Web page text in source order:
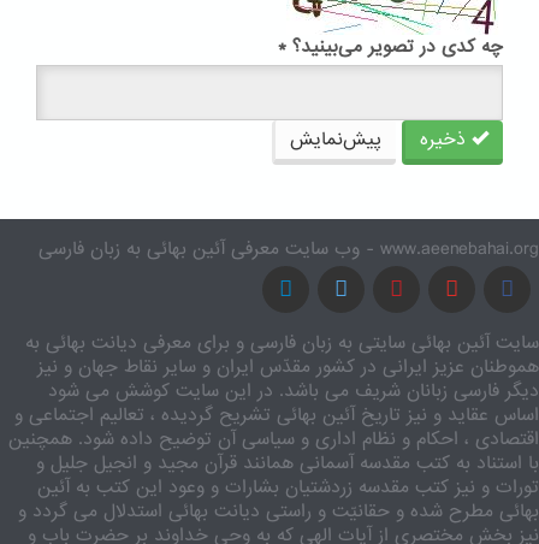
چه کدی در تصویر می‌بینید؟ *
ذخیره پیش‌نمایش
www.aeenebahai.org - وب سایت معرفی آئین بهائی به زبان فارسی
سایت آئین بهائی سایتی به زبان فارسی و برای معرفی دیانت بهائی به
هموطنان عزیز ایرانی در کشور مقدّس ایران و سایر نقاط جهان و نیز
دیگر فارسی زبانان شریف می باشد. در این سایت کوشش می شود
اساس عقاید و نیز تاریخ آئین بهائی تشریح گردیده ، تعالیم اجتماعی و
اقتصادی ، احکام و نظام اداری و سیاسی آن توضیح داده شود. همچنین
با استناد به کتب مقدسه آسمانی همانند قرآن مجید و انجیل جلیل و
تورات و نیز کتب مقدسه زردشتیان بشارات و وعود این کتب به آئین
بهائی مطرح شده و حقانیّت و راستی دیانت بهائی استدلال می گردد و
نیز بخش مختصری از آیات الهی که به وحی خداوند بر حضرت باب و